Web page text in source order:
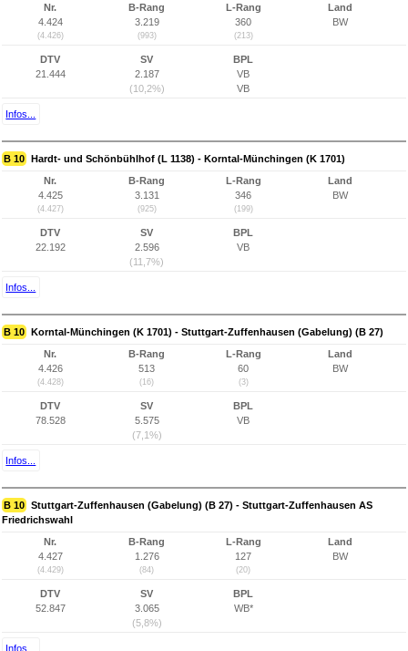
Nr.
4.424
(4.426)
B-Rang
3.219
(993)
L-Rang
360
(213)
Land
BW
DTV
21.444
SV
2.187
(10,2%)
BPL
VB
VB
Infos...
B 10 Hardt- und Schönbühlhof (L 1138) - Korntal-Münchingen (K 1701)
Nr.
4.425
(4.427)
B-Rang
3.131
(925)
L-Rang
346
(199)
Land
BW
DTV
22.192
SV
2.596
(11,7%)
BPL
VB
Infos...
B 10 Korntal-Münchingen (K 1701) - Stuttgart-Zuffenhausen (Gabelung) (B 27)
Nr.
4.426
(4.428)
B-Rang
513
(16)
L-Rang
60
(3)
Land
BW
DTV
78.528
SV
5.575
(7,1%)
BPL
VB
Infos...
B 10 Stuttgart-Zuffenhausen (Gabelung) (B 27) - Stuttgart-Zuffenhausen AS
Friedrichswahl
Nr.
4.427
(4.429)
B-Rang
1.276
(84)
L-Rang
127
(20)
Land
BW
DTV
52.847
SV
3.065
(5,8%)
BPL
WB*
Infos...